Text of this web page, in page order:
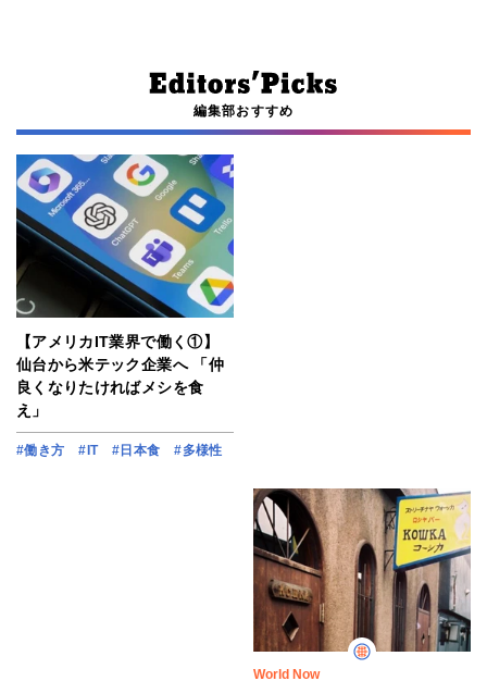
編集部おすすめ
【アメリカIT業界で働く①】
仙台から米テック企業へ 「仲
良くなりたければメシを食
え」
#働き方 #IT #日本食 #多様性
World Now